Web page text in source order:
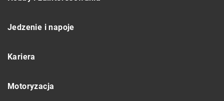
Jedzenie i napoje
Kariera
Motoryzacja